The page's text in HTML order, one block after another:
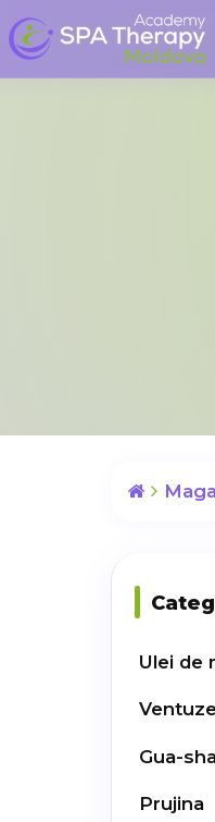
Ulei de
Ventuze
Gua-sha
Prujina